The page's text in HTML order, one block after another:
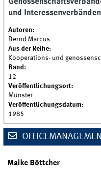
und Interessenverbänden
Autoren:
Bernd Marcus
Aus der Reihe:
Kooperations- und
Band:
12
Veröffentlichungsort:
Münster
Veröffentlichungsdatum:
1985
Maike Böttcher